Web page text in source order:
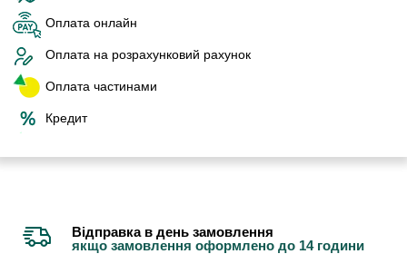
Оплата онлайн
Оплата на розрахунковий рахунок
Оплата частинами
Кредит
Відправка в день замовлення
якщо замовлення оформлено до 14 години